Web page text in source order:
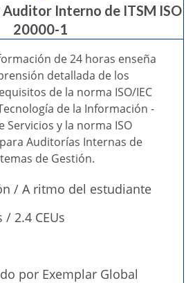
Interno de ITSM ISO
20000-1
de 24 horas enseña
detallada de los
de la norma ISO/IEC
de la Información -
Servicios y la norma ISO
Auditorías Internas de
de Gestión.
/ A ritmo del estudiante
/ 2.4 CEUs
por Exemplar Global